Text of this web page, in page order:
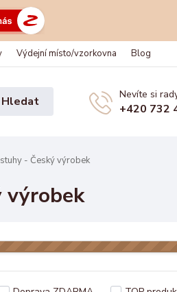
Výdejní místo/vzorkovna Blog
Hledat Nevíte si
+420 732
- Český výrobek
výrobek